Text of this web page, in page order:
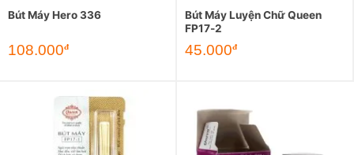
Bút Máy Hero 336
108.000đ
Bút Máy Luyện Chữ Queen
FP17-2
45.000đ